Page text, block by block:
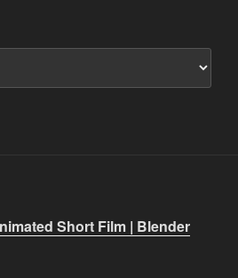
Short Film | Blender